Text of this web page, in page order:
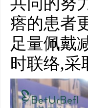
瘩的患者
足量佩戴
时联络,采